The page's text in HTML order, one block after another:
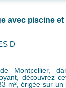
Villa de prestige avec piscine et dépendance, au coeur d'un cadre verdoyant
de
entourée
une